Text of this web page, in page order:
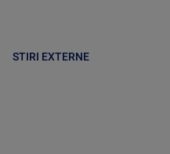
STIRI EXTERNE